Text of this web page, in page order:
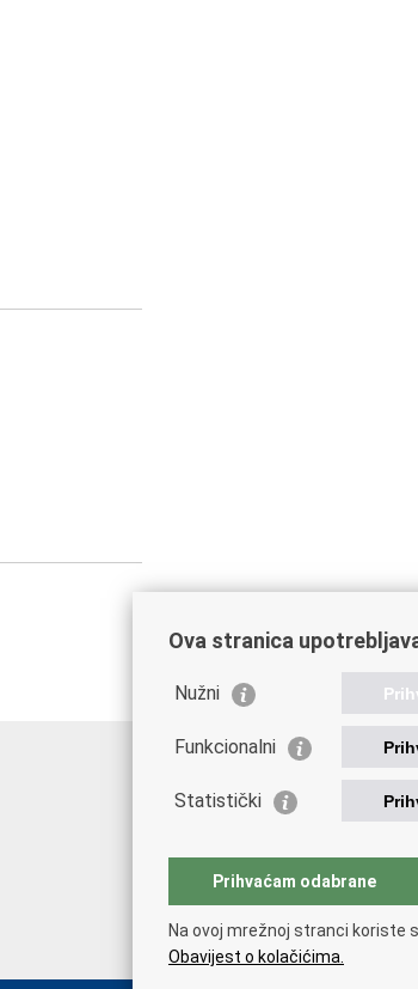
Važne poveznice
Vlada Republike Hrvatske
Ministarstvo obrane
Ova stranica
Nužni
Funkcionalni
Statistički
Prihvaćam odabrane
Na ovoj mrežnoj stranci koriste
Obavijest o kolačićima.